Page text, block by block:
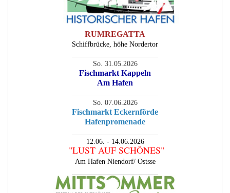
RUMREGATTA
Schiffbrücke, höhe Nordertor
So. 31.05.2026
Fischmarkt Kappeln
Am Hafen
So. 07.06.2026
Fischmarkt Eckernförde
Hafenpromenade
12.06. - 14.06.2026
"LUST AUF SCHÖNES"
Am Hafen Niendorf/ Ostsse